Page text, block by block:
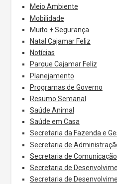
Meio Ambiente
Mobilidade
Muito + Segurança
Natal Cajamar Feliz
Notícias
Parque Cajamar Feliz
Planejamento
Programas de Governo
Resumo Semanal
Saúde Animal
Saúde em Casa
Secretaria da Fazenda e
Secretaria de
Secretaria de
Secretaria de
Secretaria de